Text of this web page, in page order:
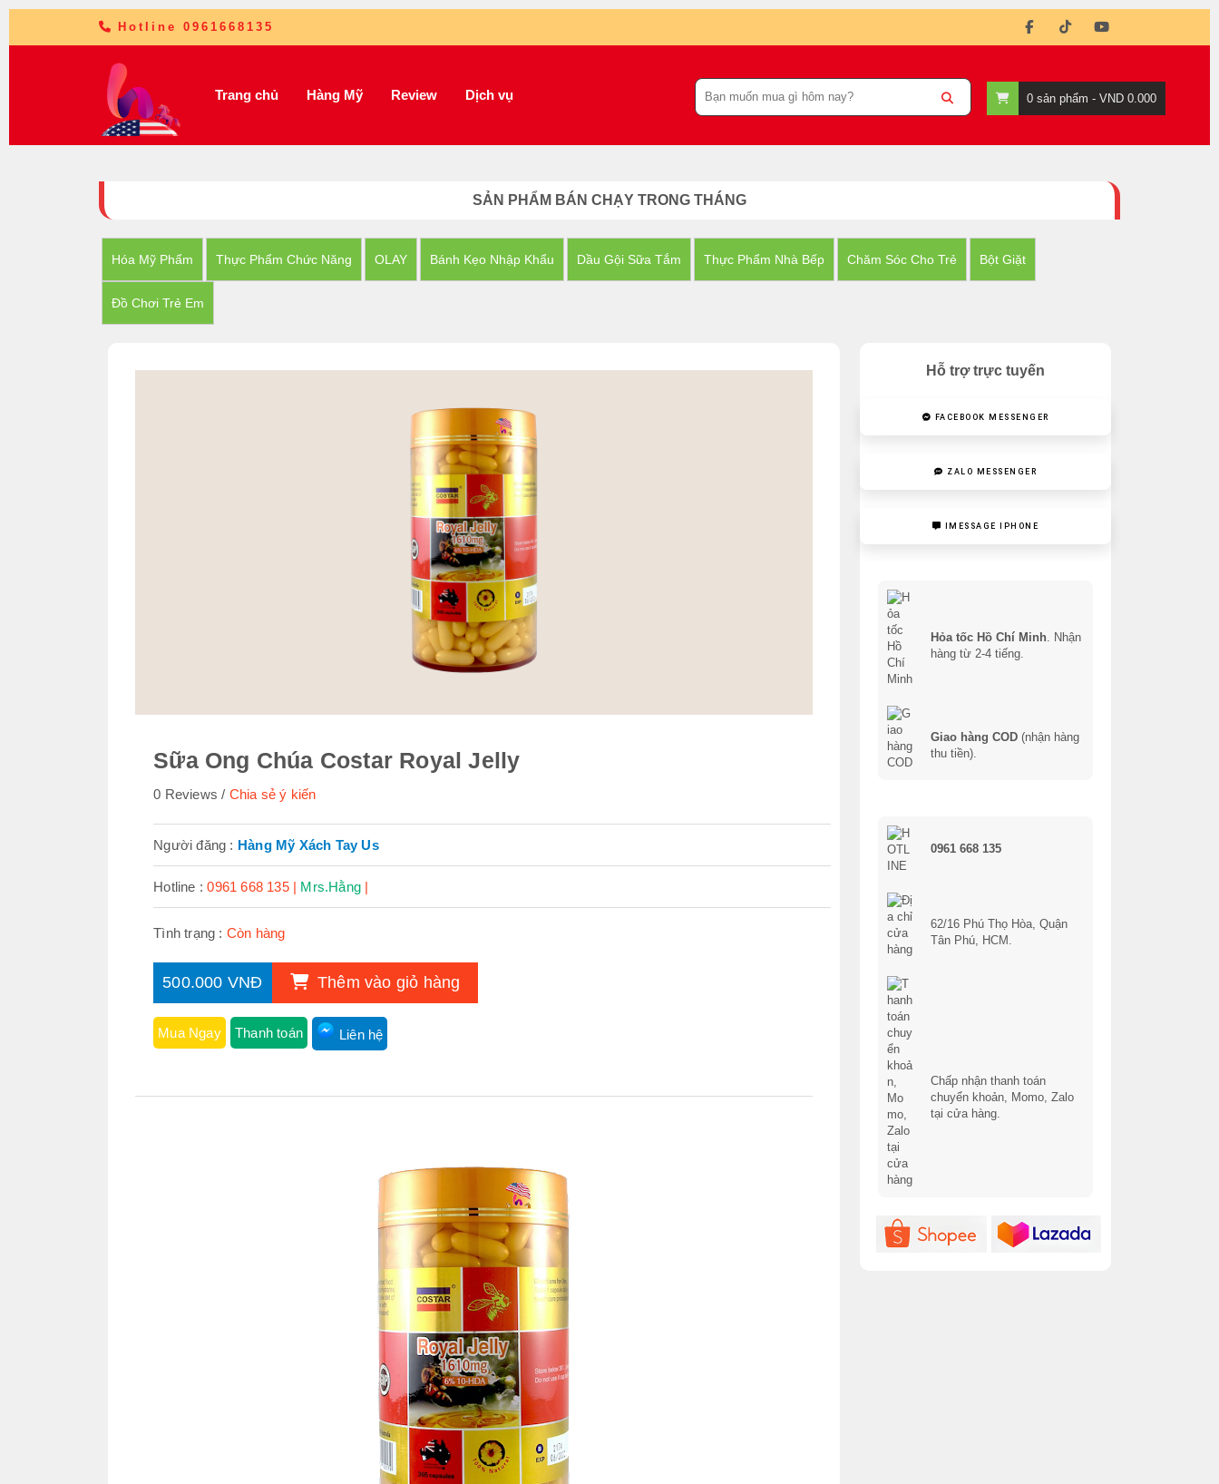
Hotline 0961668135
Trang chủ Hàng Mỹ Review Dịch vụ 0sản phẩm - VND 0.000
SẢN PHẨM BÁN CHẠY TRONG THÁNG
Hóa Mỹ Phẩm Thực Phẩm Chức Năng OLAY Bánh Kẹo Nhập Khẩu Dầu Gội Sữa Tắm Thực Phẩm Nhà Bếp Chăm Sóc Cho Trẻ Bột Giặt
Đồ Chơi Trẻ Em
Hỗ trợ trực tuyến
FACEBOOK MESSENGER
ZALO MESSENGER
IMESSAGE IPHONE
Hỏa tốc Hồ Chí Minh. Nhận
hàng từ 2-4 tiếng.
Giao hàng COD (nhận hàng
thu tiền).
0961 668 135
62/16 Phú Thọ Hòa, Quận
Tân Phú, HCM.
Chấp nhận thanh toán
chuyển khoản, Momo, Zalo
tại cửa hàng.
Sữa Ong Chúa Costar Royal Jelly
0 Reviews Chia sẻ ý kiến
Người đăng : Hàng Mỹ Xách Tay Us
Hotline :0961 668 135 | Mrs.Hằng|
Tình trạng : Còn hàng
500.000 VNĐ Thêm vào giỏ hàng
Mua Ngay Thanh toán Liên hệ